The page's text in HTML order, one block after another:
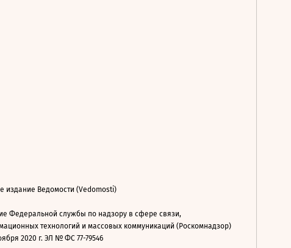
издание Ведомости (Vedomosti)
Федеральной службы по надзору в сфере связи,
технологий и массовых коммуникаций (Роскомнадзор)
2020 г. ЭЛ № ФС 77-79546